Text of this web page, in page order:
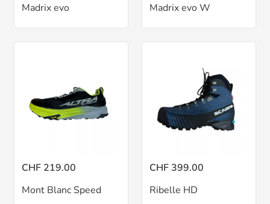
Madrix evo
Madrix evo W
CHF 219.00
Mont Blanc Speed
CHF 399.00
Ribelle HD